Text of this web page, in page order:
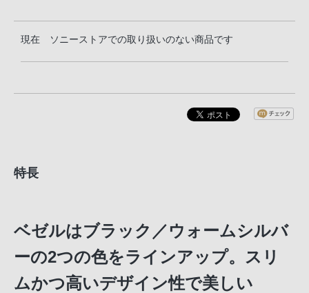
現在 ソニーストアでの取り扱いのない商品です
特長
ベゼルはブラック／ウォームシルバ
ーの2つの色をラインアップ。スリ
ムかつ高いデザイン性で美しい